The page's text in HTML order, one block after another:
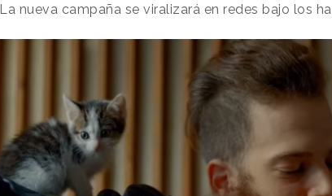
La nueva campaña se viralizará en redes bajo los